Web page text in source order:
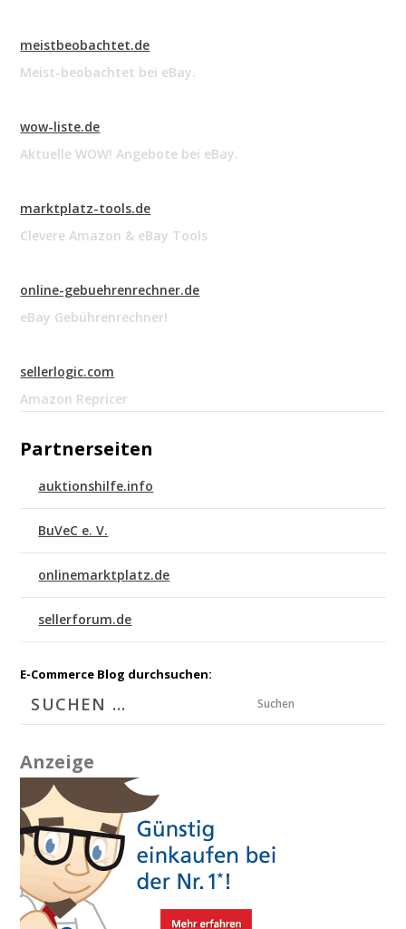
meistbeobachtet.de
Meist-beobachtet bei eBay.
wow-liste.de
Aktuelle WOW! Angebote bei eBay.
marktplatz-tools.de
Clevere Amazon & eBay Tools
online-gebuehrenrechner.de
eBay Gebührenrechner!
sellerlogic.com
Amazon Repricer
Partnerseiten
auktionshilfe.info
BuVeC e. V.
onlinemarktplatz.de
sellerforum.de
E-Commerce Blog durchsuchen:
Suchen
Anzeige